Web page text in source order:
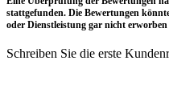
stattgefunden. Die Bewertungen
oder Dienstleistung gar nicht
Schreiben Sie die erste